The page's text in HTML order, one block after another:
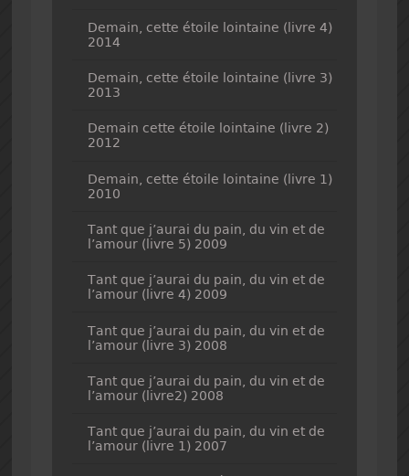
Demain, cette étoile lointaine (livre 4)
2014
Demain, cette étoile lointaine (livre 3)
2013
Demain cette étoile lointaine (livre 2)
2012
Demain, cette étoile lointaine (livre 1)
2010
Tant que j’aurai du pain, du vin et de
l’amour (livre 5) 2009
Tant que j’aurai du pain, du vin et de
l’amour (livre 4) 2009
Tant que j’aurai du pain, du vin et de
l’amour (livre 3) 2008
Tant que j’aurai du pain, du vin et de
l’amour (livre2) 2008
Tant que j’aurai du pain, du vin et de
l’amour (livre 1) 2007